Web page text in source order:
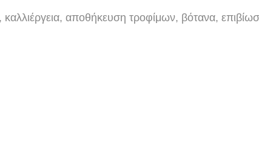
αποθήκευση τροφίμων, βότανα,